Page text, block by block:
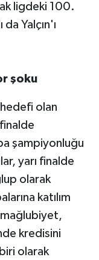
ligdeki 100.
Yalçın'ı
şoku
olan
finalde
şampiyonluğu
yarı finalde
olarak
katılım
mağlubiyet,
kredisini
olarak